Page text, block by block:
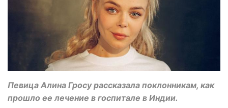
Певица Алина Гросу рассказала поклонникам, как
прошло ее лечение в госпитале в Индии.